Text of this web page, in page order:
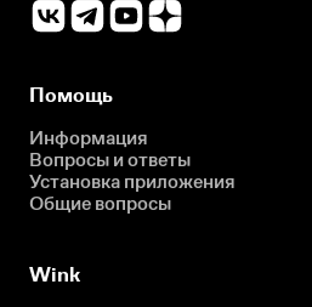
Помощь
Информация
Вопросы и ответы
Установка приложения
Общие вопросы
Wink